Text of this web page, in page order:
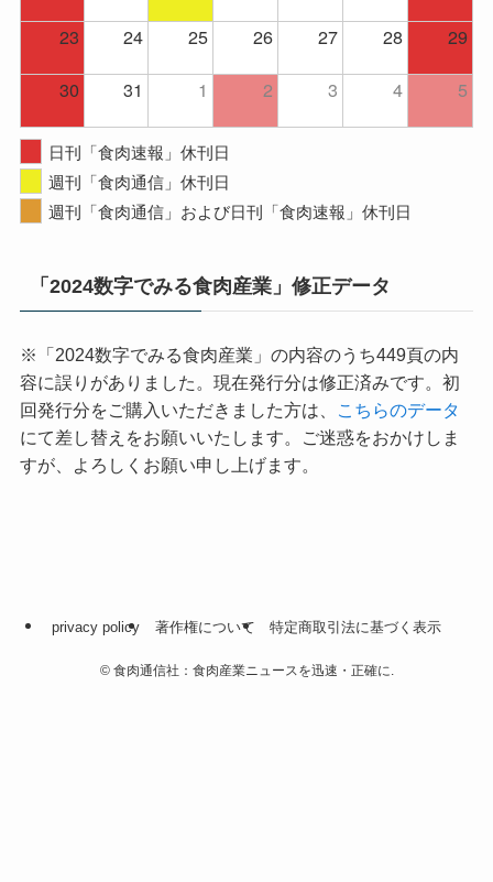
23
24 25 26 27 28
29
30
31 1 2 3 4 5
日刊「食肉速報」休刊日
週刊「食肉通信」休刊日
週刊「食肉通信」および日刊「食肉速報」休刊日
「2024数字でみる食肉産業」修正データ
※「2024数字でみる食肉産業」の内容のうち449頁の内
容に誤りがありました。現在発行分は修正済みです。初
回発行分をご購入いただきました方は、
こちらのデータ
にて差し替えをお願いいたします。ご迷惑をおかけしま
すが、よろしくお願い申し上げます。
privacy policy 著作権について 特定商取引法に基づく表示
©食肉通信社：食肉産業ニュースを迅速・正確に.